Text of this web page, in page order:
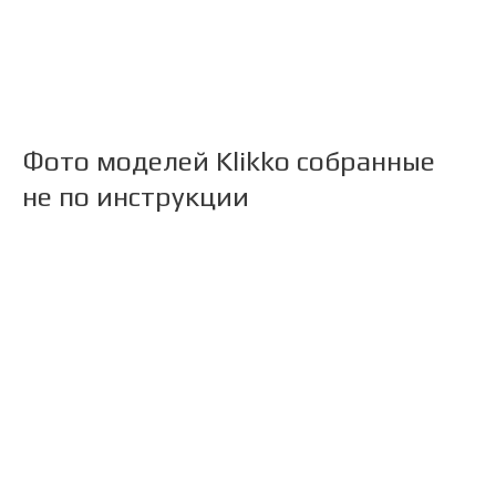
Фото моделей Klikko собранные
не по инструкции